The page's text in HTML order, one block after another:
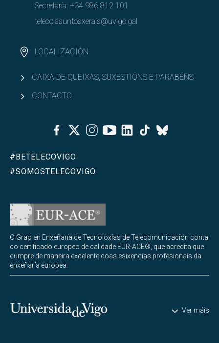
Secretaría: +34 986 812 101
teleco.asuntosxerais@uvigo.gal
LOCALIZACIÓN
CAIXA DE QUEIXAS, SUXESTIÓNS E PARABÉNS
CONTACTO
FacebookTwitterInstagramYoutubeLinkedinTiktok
Bluesky
#BETELECOVIGO
#SOMOSTELECOVIGO
O Grao en Enxeñaría de Tecnoloxías de Telecomunicación conta
co certificado europeo de calidade EUR-ACE®, que acredita que
cumpre de maneira excelente coas esixencias profesionais da
enxeñaría europea.
Universidade de Vigo Ver máis